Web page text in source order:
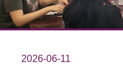
2026-07-31